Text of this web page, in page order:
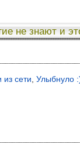
не знают и
из сети Улыбнуло